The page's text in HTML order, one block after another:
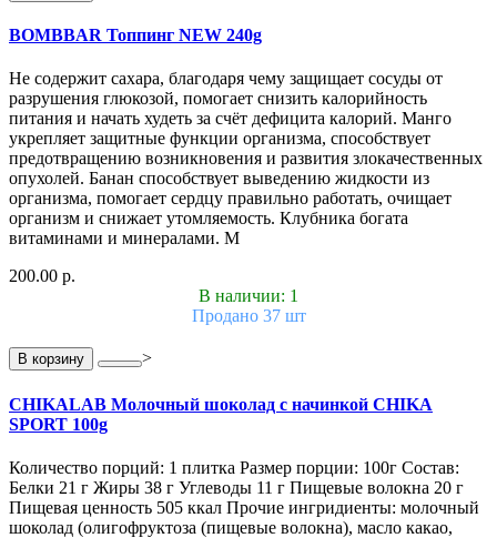
BOMBBAR Топпинг NEW 240g
Не содержит сахара, благодаря чему защищает сосуды от
разрушения глюкозой, помогает снизить калорийность
питания и начать худеть за счёт дефицита калорий. Манго
укрепляет защитные функции организма, способствует
предотвращению возникновения и развития злокачественных
опухолей. Банан способствует выведению жидкости из
организма, помогает сердцу правильно работать, очищает
организм и снижает утомляемость. Клубника богата
витаминами и минералами. М
200.00 р.
В наличии: 1
Продано 37 шт
В корзину >
CHIKALAB Молочный шоколад с начинкой CHIKA
SPORT 100g
Количество порций: 1 плитка Размер порции: 100г Состав:
Белки 21 г Жиры 38 г Углеводы 11 г Пищевые волокна 20 г
Пищевая ценность 505 ккал Прочие ингридиенты: молочный
шоколад (олигофруктоза (пищевые волокна), масло какао,